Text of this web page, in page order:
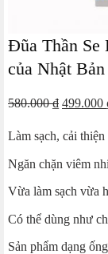
Đũa Thần
của Nhật
580.000₫ Giá
là:
580.000
499.000
Làm sạch, cải
Ngăn chặn viêm
Vừa làm sạch vừa
Có thể dùng như
Sản phẩm dạng